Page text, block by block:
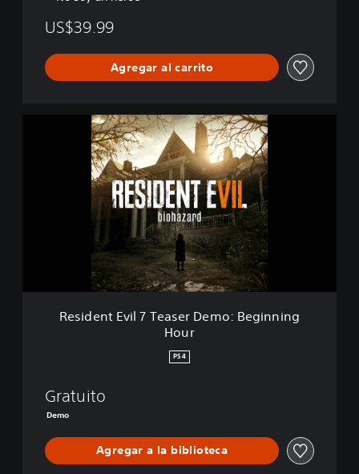
US$39.99
Agregar al carrito
l
Resident Evil 7 Teaser Demo: Beginning
Hour
PS4
Gratuito
Demo
Agregar a la biblioteca